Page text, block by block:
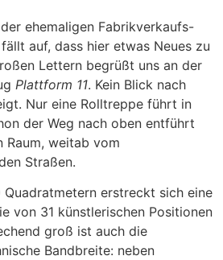
ehemaligen Fabrikverkaufs-
auf, dass hier etwas Neues zu
Lettern begrüßt uns an der
Plattform 11. Kein Blick nach
Nur eine Rolltreppe führt in
der Weg nach oben entführt
Raum, weitab vom
Straßen.
erstreckt sich eine
von 31 künstlerischen Positionen
groß ist auch die
Bandbreite: neben